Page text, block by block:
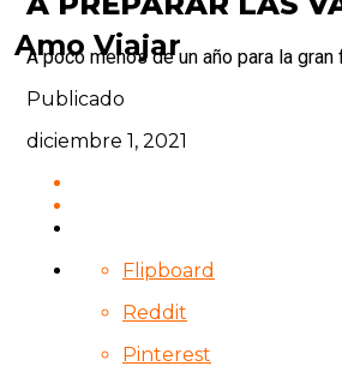
Amo Viajar
A poco menos de un año para la
Publicado
diciembre 1, 2021
Flipboard
Reddit
Pinterest